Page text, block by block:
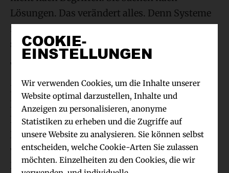
Lösungen. Das verändert alles. Denn Systeme
müssen diese Anfragen anders verstehen. Und
sie müssen anders antworten.
Von Keywords zu Bedeutung
Das klassische SEO-Modell basiert auf
Keywords. Ein klar definierter Suchbegriff.
Eine klare Zuordnung. Eine klare Optimierung.
Dieses Modell funktioniert weiterhin. Aber es
verliert an Relevanz. In einer Welt, in der
Nutzer sprechen und nicht mehr tippen,
COOKIE-
EINSTELLUNGEN
Wir verwenden Cookies, um die Inhalte unserer
Website optimal darzustellen, Inhalte und
Anzeigen zu personalisieren, anonyme
Statistiken zu erheben und die Zugriffe auf
unsere Website zu analysieren. Sie können selbst
entscheiden, welche Cookie-Arten Sie zulassen
möchten. Einzelheiten zu den Cookies, die wir